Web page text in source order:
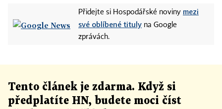
Přidejte si Hospodářské noviny mezi
své oblíbené tituly na Google
zprávách.
Tento článek je zdarma. Když si
předplatíte HN, budete moci číst